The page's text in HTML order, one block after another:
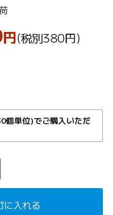
円(税別380円)
個単位)でご購入いただ
に入れる